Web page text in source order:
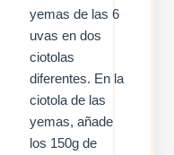
yemas de las 6
uvas en dos
ciotolas
diferentes. En la
ciotola de las
yemas, añade
los 150g de